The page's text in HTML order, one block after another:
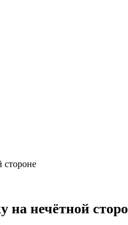
стороне
на нечётной